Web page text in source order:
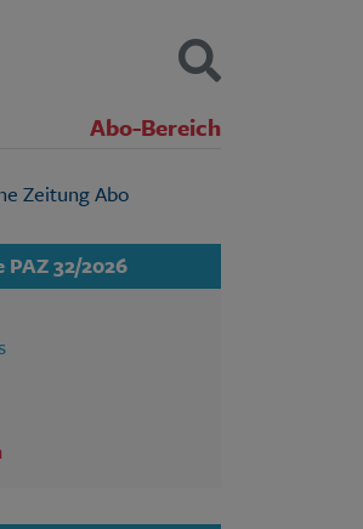
Abo-Bereich
Kontakt
Datenschutz
SUCHEN
32/2026